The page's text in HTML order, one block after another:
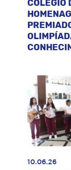
COLÉGIO
10.06.26